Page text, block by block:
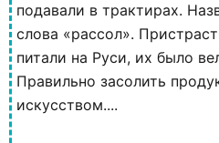
подавали в трактирах.
слова «рассол».
питали на Руси, их было
Правильно засолить
искусством....